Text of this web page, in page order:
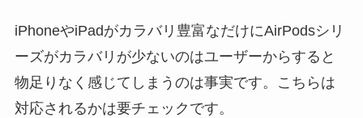
iPhoneやiPadがカラバリ豊富なだけにAirPodsシリ
ーズがカラバリが少ないのはユーザーからすると
物足りなく感じてしまうのは事実です。こちらは
対応されるかは要チェックです。